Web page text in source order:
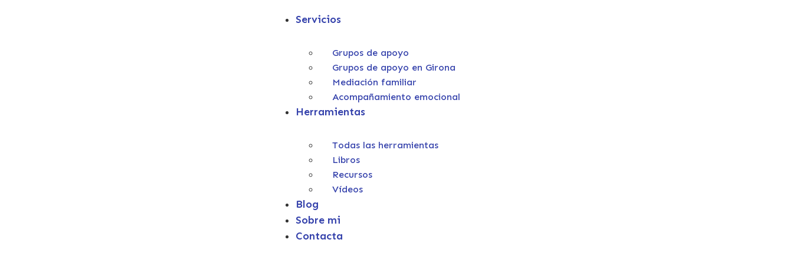
Servicios
Grupos de apoyo
Grupos de apoyo en Girona
Mediación familiar
Acompañamiento emocional
Herramientas
Todas las herramientas
Libros
Recursos
Vídeos
Blog
Sobre mi
Contacta